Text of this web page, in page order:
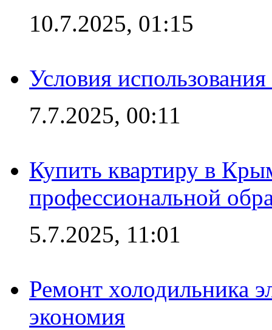
10.7.2025, 01:15
Условия
7.7.2025, 00:11
Купить квартиру в
профессиональной
5.7.2025, 11:01
Ремонт холодильника
экономия